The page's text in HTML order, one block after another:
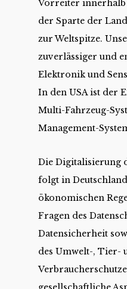
Vorreiter
der Sparte der
zur Weltspitze.
zuverlässiger und
Elektronik und
In den USA ist der
Multi-Fahrzeug-
Management-
Die Digitalisierung
folgt in
ökonomischen
Fragen des
Datensicherheit
des Umwelt-, Tier-